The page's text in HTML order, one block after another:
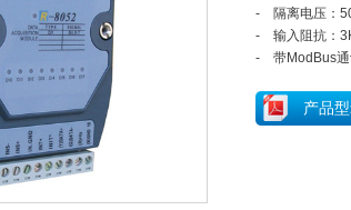
- 隔离电压：
- 输入阻抗：
- 带ModBus通
产品